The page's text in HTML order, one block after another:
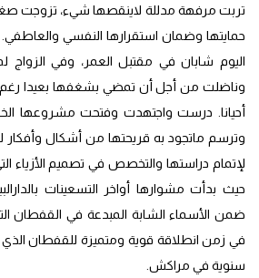
تربت مرفهة مدللة لاينقصها شيء، تزوجت
حمايتها وضمان استقرارها النفسي
اليوم شابان في مقتبل العمر، وفي
وناضلت من أجل أن تمضي بشغفها بعيدا
أحيانا. درست واجتهدت وفتحت مشروعها
وترسم ماتجود به قريحتها من أشكال وأفكار
لإتمام دراستها والتخصص في تصميم الأزياء
حيث بدأت مشوارها أواخر التسعينات
ضمن الأسماء الشابة المبدعة في القفطان
في زمن انطلاقة قوية ومتميزة للقفطان
سنوية في مراكش.